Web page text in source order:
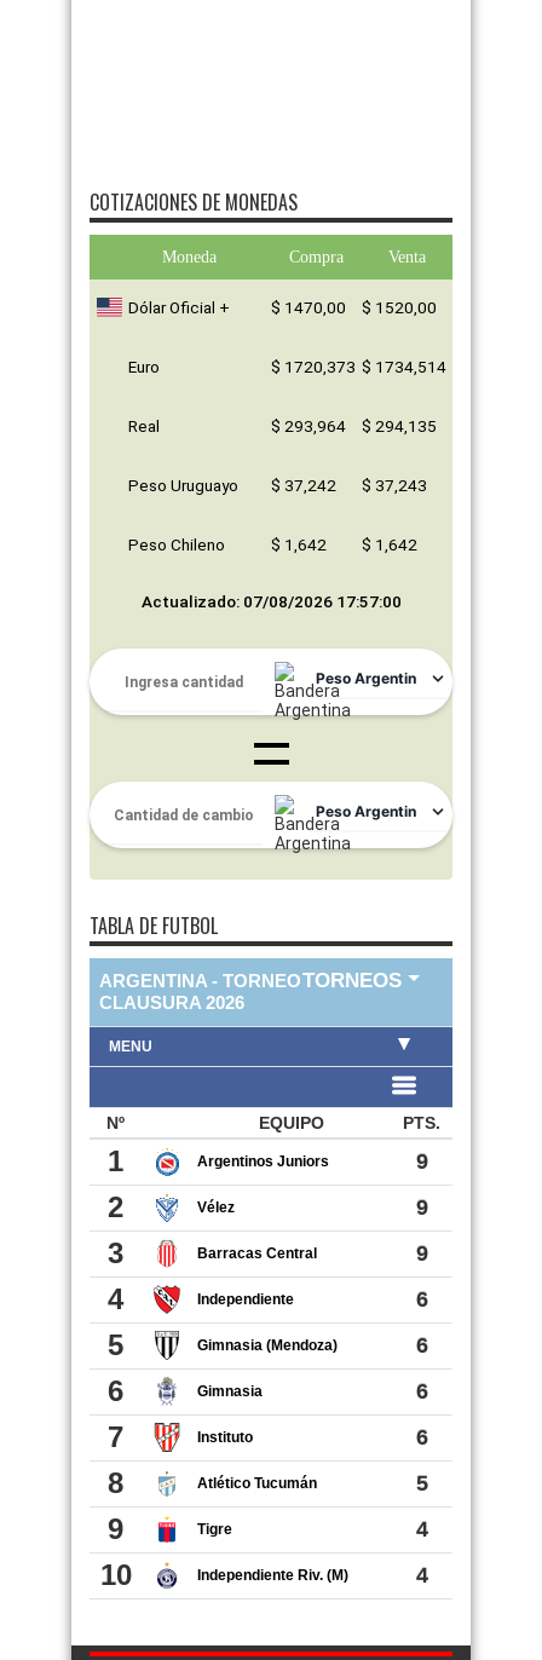
COTIZACIONES DE MONEDAS
Moneda Compra Venta
Dólar Oficial + $ 1470,00 $ 1520,00
Euro $ 1720,373 $ 1734,514
Real $ 293,964 $ 294,135
Peso Uruguayo $ 37,242 $ 37,243
Peso Chileno $ 1,642 $ 1,642
Actualizado: 07/08/2026 17:57:00
TABLA DE FUTBOL